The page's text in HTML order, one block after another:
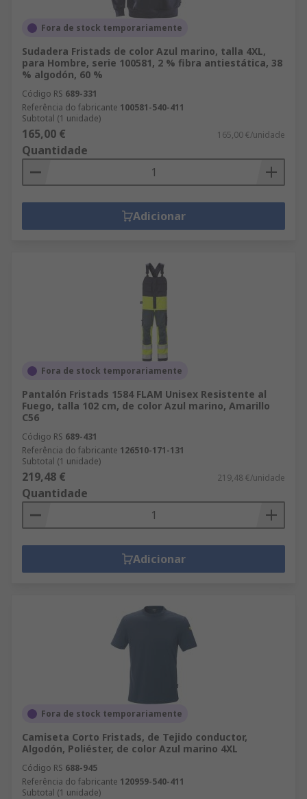
Fora de stock temporariamente
Sudadera Fristads de color Azul marino, talla 4XL,
para Hombre, serie 100581, 2 % fibra antiestática, 38
% algodón, 60 %
Código RS 689-331
Referência do fabricante 100581-540-411
Subtotal (1 unidade)
165,00 € 165,00 €/unidade
Quantidade
Adicionar
Fora de stock temporariamente
Pantalón Fristads 1584 FLAM Unisex Resistente al
Fuego, talla 102 cm, de color Azul marino, Amarillo
C56
Código RS 689-431
Referência do fabricante 126510-171-131
Subtotal (1 unidade)
219,48 € 219,48 €/unidade
Quantidade
Adicionar
Fora de stock temporariamente
Camiseta Corto Fristads, de Tejido conductor,
Algodón, Poliéster, de color Azul marino 4XL
Código RS 688-945
Referência do fabricante 120959-540-411
Subtotal (1 unidade)